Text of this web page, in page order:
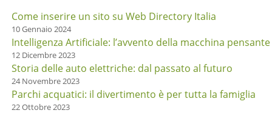
Come inserire un sito su Web Directory Italia
10 Gennaio 2024
Intelligenza Artificiale: l’avvento della macchina pensante
12 Dicembre 2023
Storia delle auto elettriche: dal passato al futuro
24 Novembre 2023
Parchi acquatici: il divertimento è per tutta la famiglia
22 Ottobre 2023